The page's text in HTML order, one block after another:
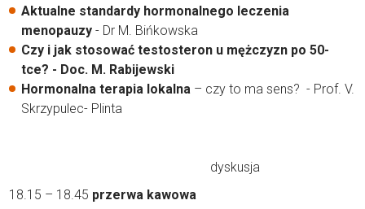
Aktualne standardy hormonalnego leczenia
menopauzy - Dr M. Bińkowska
Czy i jak stosować testosteron u mężczyzn po 50-
tce? - Doc. M. Rabijewski
Hormonalna terapia lokalna – czy to ma sens? - Prof. V.
Skrzypulec- Plinta
dyskusja
18.15 – 18.45 przerwa kawowa